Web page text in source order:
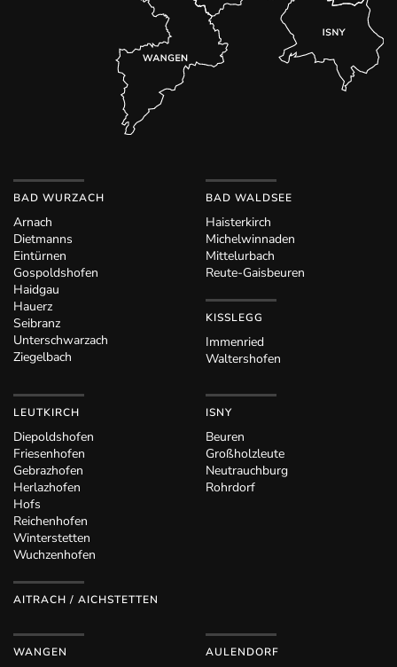
BAD WURZACH
Arnach
Dietmanns
Eintürnen
Gospoldshofen
Haidgau
Hauerz
Seibranz
Unterschwarzach
Ziegelbach
BAD WALDSEE
Haisterkirch
Michelwinnaden
Mittelurbach
Reute-Gaisbeuren
KISSLEGG
Immenried
Waltershofen
LEUTKIRCH
Diepoldshofen
Friesenhofen
Gebrazhofen
Herlazhofen
Hofs
Reichenhofen
Winterstetten
Wuchzenhofen
AITRACH / AICHSTETTEN
ISNY
Beuren
Großholzleute
Neutrauchburg
Rohrdorf
WANGEN AULENDORF